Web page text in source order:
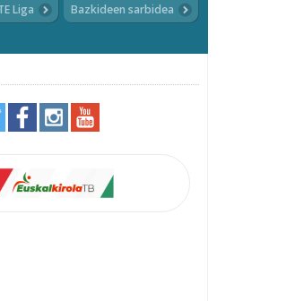
Liga Bazkideen sarbidea